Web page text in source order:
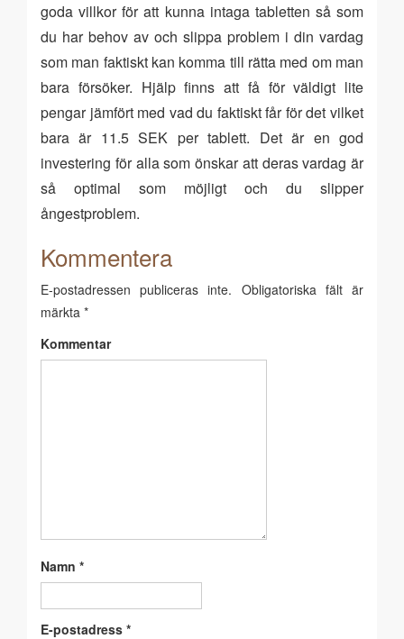
goda villkor för att kunna intaga tabletten så som
du har behov av och slippa problem i din vardag
som man faktiskt kan komma till rätta med om man
bara försöker. Hjälp finns att få för väldigt lite
pengar jämfört med vad du faktiskt får för det vilket
bara är 11.5 SEK per tablett. Det är en god
investering för alla som önskar att deras vardag är
så optimal som möjligt och du slipper
ångestproblem.
Kommentera
E-postadressen publiceras inte. Obligatoriska fält är
märkta *
Kommentar
Namn *
E-postadress *